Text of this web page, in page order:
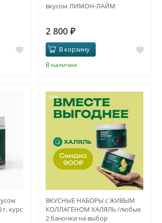
вкусом ЛИМОН-ЛАЙМ
2 800 ₽
В корзину
В наличии
курс
-10%
ВКУСНЫЕ НАБОРЫ с ЖИВЫМ
КОЛЛАГЕНОМ ХАЛЯЛЬ /любые
2 баночки на выбор